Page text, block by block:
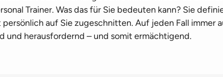
Trainer. Was das für Sie bedeuten kann? Sie
persönlich auf Sie zugeschnitten. Auf jeden Fall immer
und herausfordernd – und somit ermächtigend.